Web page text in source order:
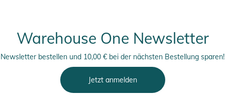
Warehouse One Newsletter
Newsletter bestellen und 10,00 € bei der nächsten Bestellung sparen!
Jetzt anmelden